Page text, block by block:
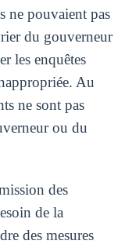
ne pouvaient pas
du gouverneur
les enquêtes
Au
ne sont pas
ou du
des
de la
des mesures